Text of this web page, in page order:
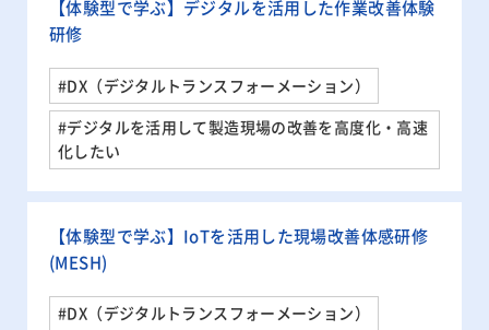
【体験型で学ぶ】デジタルを活用した作業改善体験
研修
#DX（デジタルトランスフォーメーション）
#デジタルを活用して製造現場の改善を高度化・高速
化したい
【体験型で学ぶ】IoTを活用した現場改善体感研修
(MESH)
#DX（デジタルトランスフォーメーション）